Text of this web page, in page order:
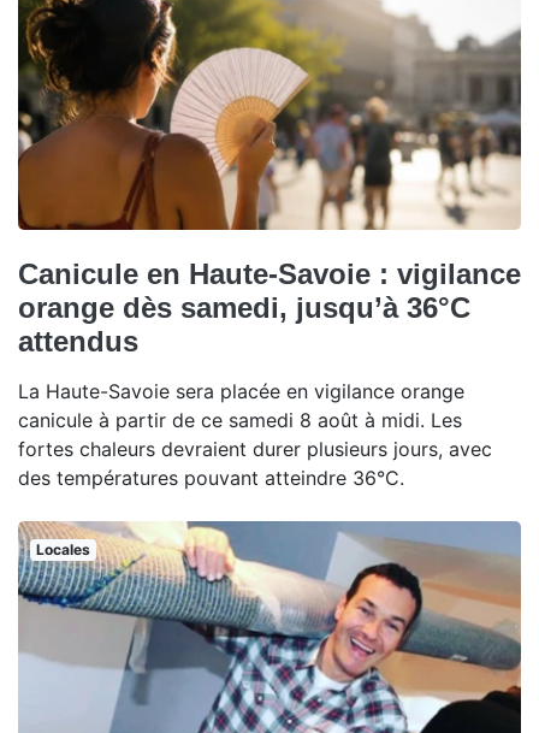
Canicule en Haute-Savoie : vigilance
orange dès samedi, jusqu’à 36°C
attendus
La Haute-Savoie sera placée en vigilance orange
canicule à partir de ce samedi 8 août à midi. Les
fortes chaleurs devraient durer plusieurs jours, avec
des températures pouvant atteindre 36°C.
Locales